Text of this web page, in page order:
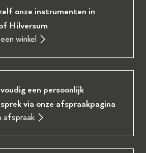
onze instrumenten in
Hilversum
winkel
een persoonlijk
via onze afspraakpagina
afspraak